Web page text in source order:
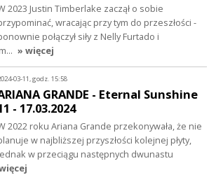
2023 Justin Timberlake zaczął o sobie
wracając przy tym do przeszłości -
połączył siły z Nelly Furtado i
» więcej
03-11, godz. 15:58
GRANDE - Eternal Sunshine
- 17.03.2024
2022 roku Ariana Grande przekonywała, że nie
w najbliższej przyszłości kolejnej płyty,
w przeciągu następnych dwunastu